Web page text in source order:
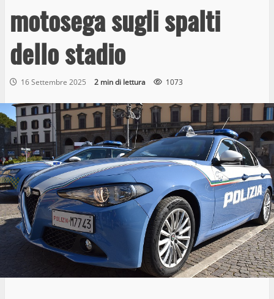
motosega sugli spalti
dello stadio
16 Settembre 2025 2 min di lettura 1073